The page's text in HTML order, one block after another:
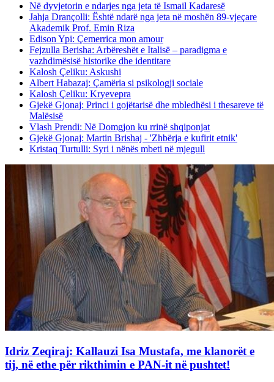
Në dyvjetorin e ndarjes nga jeta të Ismail Kadaresë
Jahja Drançolli: Është ndarë nga jeta në moshën 89-vjeçare
Akademik Prof. Emin Riza
Edison Ypi: Çemerrica mon amour
Fejzulla Berisha: Arbëreshët e Italisë – paradigma e
vazhdimësisë historike dhe identitare
Kalosh Çeliku: Askushi
Albert Habazaj: Çamëria si psikologji sociale
Kalosh Çeliku: Kryevepra
Gjekë Gjonaj: Princi i gojëtarisë dhe mbledhësi i thesareve të
Malësisë
Vlash Prendi: Në Domgjon ku rrinë shqiponjat
Gjekë Gjonaj: Martin Brishaj - 'Zhbërja e kufirit etnik'
Kristaq Turtulli: Syri i nënës mbeti në mjegull
Idriz Zeqiraj: Kallauzi Isa Mustafa, me klanorët e
tij, në ethe për rikthimin e PAN-it në pushtet!